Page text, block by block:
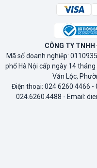
CÔNG TY TNHH
Mã số doanh nghiệp:
phố Hà Nội cấp ngày 14
Văn Lộc,
Điện thoại: 024 6260 4466 -
024.6260.4488 - Email: